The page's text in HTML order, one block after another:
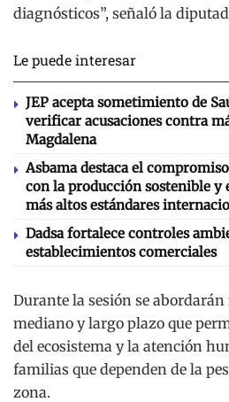
diagnósticos”, señaló la
Le puede interesar
JEP acepta sometimiento de
verificar acusaciones contra
Magdalena
Asbama destaca el
con la producción sostenible
más altos estándares
Dadsa fortalece controles
establecimientos comerciales
Durante la sesión se abordarán
mediano y largo plazo que
del ecosistema y la atención
familias que dependen de la
zona.